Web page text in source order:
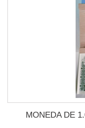
MONEDA DE